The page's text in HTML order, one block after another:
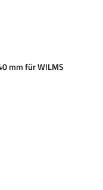
mm für WILMS